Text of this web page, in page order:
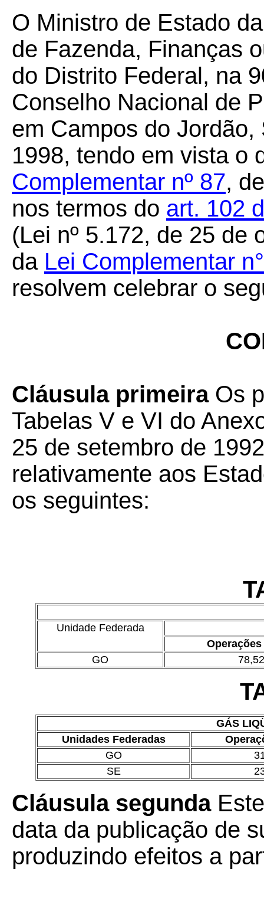
O Ministro de Estado
de Fazenda, Finanças
do Distrito Federal, na
Conselho Nacional de
em Campos do
1998, tendo em vista o
Complementar nº 87,
nos termos do art. 102
(Lei nº 5.172, de 25 de
da Lei Complementar
resolvem celebrar o
Cláusula primeira Os
Tabelas V e VI do
25 de setembro de
relativamente aos
os seguintes:
Unidade Federada
GO
GÁS
Unidades Federadas
GO
SE
Cláusula segunda
data da publicação de
produzindo efeitos a